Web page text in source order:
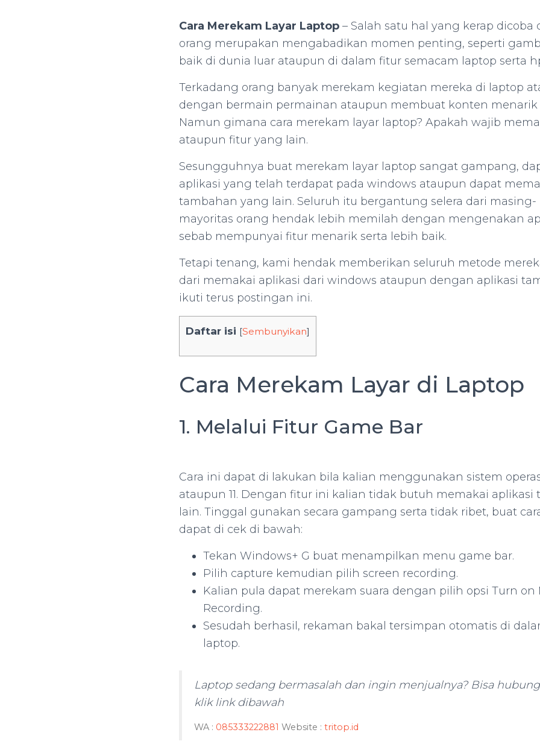
Cara Merekam Layar Laptop – Salah satu hal yang kerap dicoba
orang merupakan mengabadikan momen penting, seperti
baik di dunia luar ataupun di dalam fitur semacam laptop serta
Terkadang orang banyak merekam kegiatan mereka di laptop
dengan bermain permainan ataupun membuat konten menarik
Namun gimana cara merekam layar laptop? Apakah wajib
ataupun fitur yang lain.
Sesungguhnya buat merekam layar laptop sangat gampang,
aplikasi yang telah terdapat pada windows ataupun dapat
tambahan yang lain. Seluruh itu bergantung selera dari masing-
mayoritas orang hendak lebih memilah dengan mengenakan
sebab mempunyai fitur menarik serta lebih baik.
Tetapi tenang, kami hendak memberikan seluruh metode
dari memakai aplikasi dari windows ataupun dengan aplikasi
ikuti terus postingan ini.
Daftar isi [Sembunyikan]
Cara Merekam Layar di Laptop
1. Melalui Fitur Game Bar
Cara ini dapat di lakukan bila kalian menggunakan sistem
ataupun 11. Dengan fitur ini kalian tidak butuh memakai aplikasi
lain. Tinggal gunakan secara gampang serta tidak ribet, buat
dapat di cek di bawah:
Tekan Windows+ G buat menampilkan menu game bar.
Pilih capture kemudian pilih screen recording.
Kalian pula dapat merekam suara dengan pilih opsi Turn on
Recording.
Sesudah berhasil, rekaman bakal tersimpan otomatis di
laptop.
Laptop sedang bermasalah dan ingin menjualnya? Bisa
klik link dibawah
WA : 085333222881 Website : tritop.id